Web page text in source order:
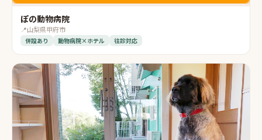
ぽの動物病院
📍山梨県甲府市
併設あり 動物病院×ホテル 往診対応